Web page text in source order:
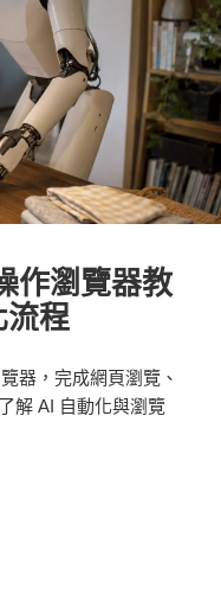
作瀏覽器教
流程
器，完成網頁瀏覽、
解 AI 自動化與瀏覽